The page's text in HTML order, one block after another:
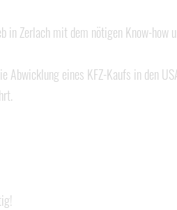
in Zerlach mit dem nötigen Know-how
Abwicklung eines KFZ-Kaufs in den